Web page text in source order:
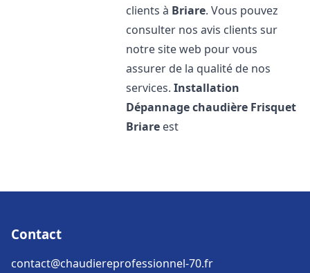
clients à Briare. Vous pouvez
consulter nos avis clients sur
notre site web pour vous
assurer de la qualité de nos
services.Installation
Dépannage chaudière Frisquet
Briare est
Contact
contact@chaudiereprofessionnel-70.fr